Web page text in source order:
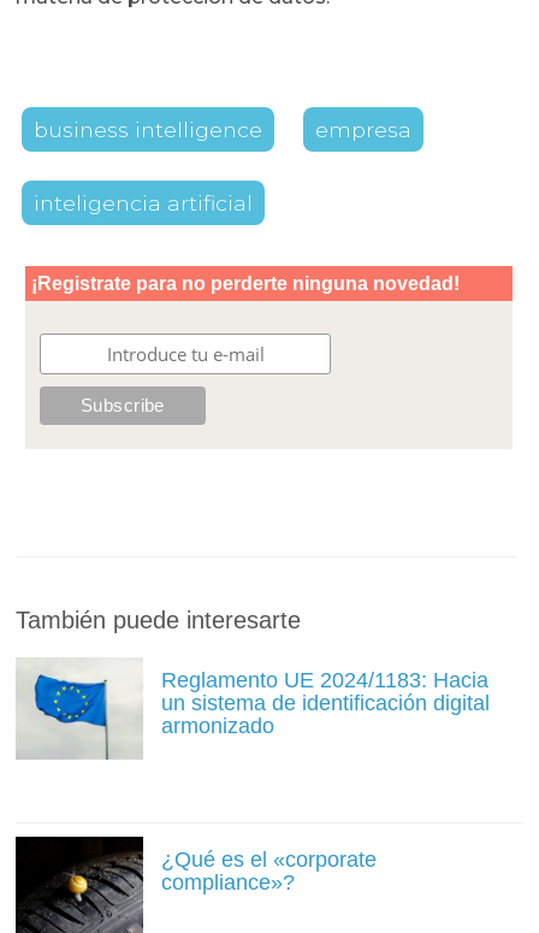
business intelligence empresa
inteligencia artificial
También puede interesarte
Reglamento UE 2024/1183: Hacia
un sistema de identificación digital
armonizado
¿Qué es el «corporate
compliance»?